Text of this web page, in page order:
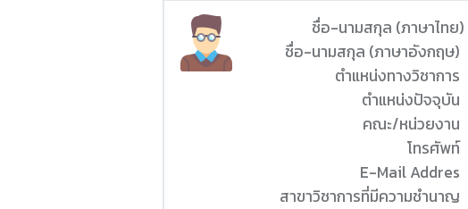
ชื่อ-นามสกุล (ภาษาไทย)
ชื่อ-นามสกุล (ภาษาอังกฤษ)
ตำแหน่งทางวิชาการ
ตำแหน่งปัจจุบัน
คณะ/หน่วยงาน
โทรศัพท์
E-Mail Addres
สาขาวิชาการที่มีความชำนาญ